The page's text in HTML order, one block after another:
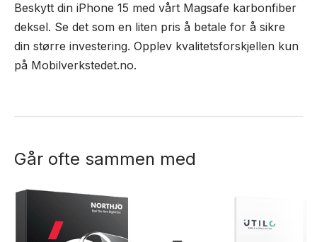
Beskytt din iPhone 15 med vårt Magsafe karbonfiber
deksel. Se det som en liten pris å betale for å sikre
din større investering. Opplev kvalitetsforskjellen kun
på Mobilverkstedet.no.
Går ofte sammen med